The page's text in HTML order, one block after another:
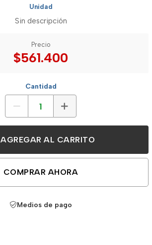
Unidad
Sin descripción
Precio
$561.400
Cantidad
AGREGAR AL CARRITO
COMPRAR AHORA
Medios de pago